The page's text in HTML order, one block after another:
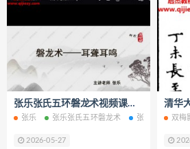
张乐张氏五环磐龙术视频课程22集百度网盘下载学习
张乐 张乐张氏五环磐龙术 张氏五环磐龙术
2026-05-27
双梅